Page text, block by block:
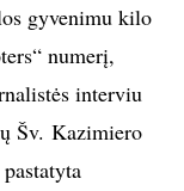
gyvenimu kilo
numerį,
interviu
Šv. Kazimiero